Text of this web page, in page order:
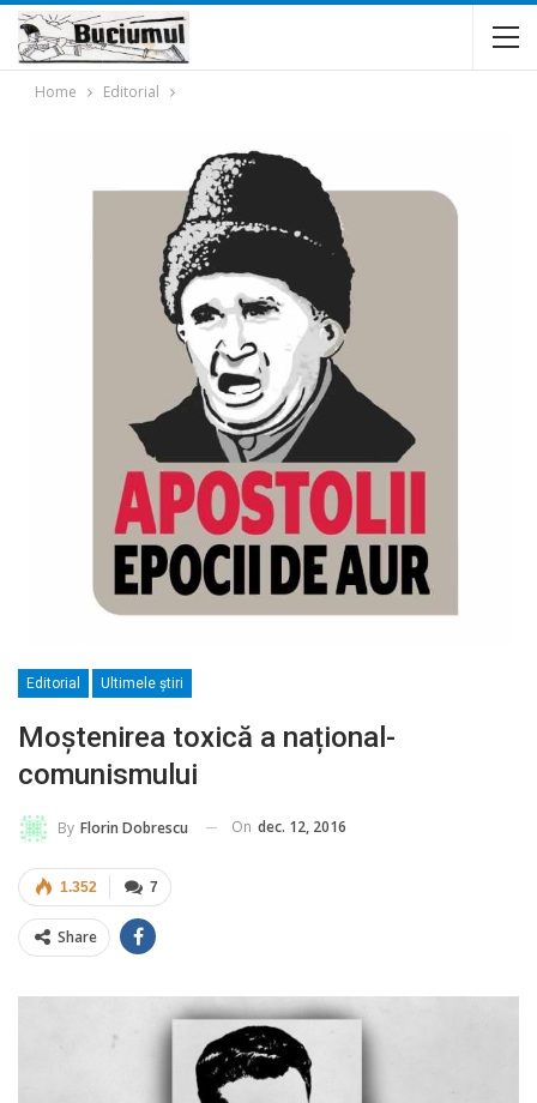
Home Editorial
Editorial Ultimele ştiri
Moștenirea toxică a național-
comunismului
By Florin Dobrescu On dec. 12, 2016
7
1.352
Share